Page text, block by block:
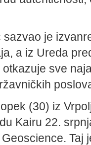
je
a iz Ureda
sve
(30) iz
Kairu 22.
Taj